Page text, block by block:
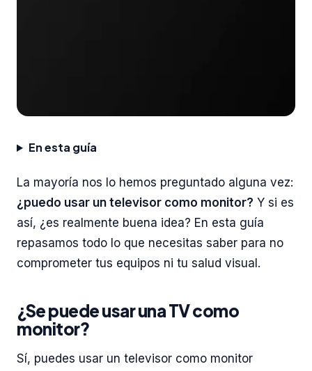
En esta guía
La mayoría nos lo hemos preguntado alguna vez:
¿puedo usar un televisor como monitor? Y si es
así, ¿es realmente buena idea? En esta guía
repasamos todo lo que necesitas saber para no
comprometer tus equipos ni tu salud visual.
¿Se puede usar una TV como
monitor?
Sí, puedes usar un televisor como monitor